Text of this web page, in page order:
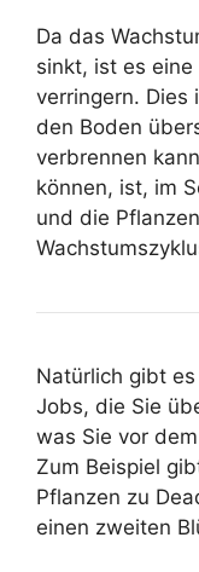
Da das
sinkt, ist es
verringern. Dies
den Boden
verbrennen
können, ist, im
und die
Natürlich gibt
Jobs, die Sie
was Sie vor
Zum Beispiel
Pflanzen zu
einen zweiten